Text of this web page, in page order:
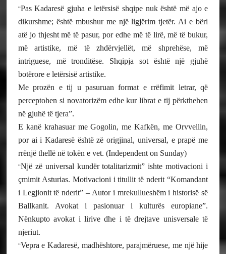
“Pas Kadaresë gjuha e letërsisë shqipe nuk është më ajo e
dikurshme; është mbushur me një ligjërim tjetër. Ai e bëri
atë jo thjesht më të pasur, por edhe më të lirë, më të bukur,
më artistike, më të zhdërvjellët, më shprehëse, më
intriguese, më tronditëse. Shqipja sot është një gjuhë
botërore e letërsisë artistike.
Me prozën e tij u pasuruan format e rrëfimit letrar, që
perceptohen si novatorizëm edhe kur librat e tij përkthehen
në gjuhë të tjera”.
E kanë krahasuar me Gogolin, me Kafkën, me Orvvellin,
por ai i Kadaresë është zë origjinal, universal, e prapë me
rrënjë thellë në tokën e vet. (Independent on Sunday)
“Një zë universal kundër totalitarizmit” ishte motivacioni i
çmimit Asturias. Motivacioni i titullit të nderit “Komandant
i Legjionit të nderit” – Autor i mrekullueshëm i historisë së
Ballkanit. Avokat i pasionuar i kulturës europiane”.
Nënkupto avokat i lirive dhe i të drejtave unisversale të
njeriut.
“Vepra e Kadaresë, madhështore, parajmëruese, me një hije